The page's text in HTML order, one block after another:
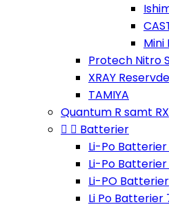
Mini
Protech Nitro
XRAY
TAMIYA
Quantum R samt RX
  Batterier
Li-Po Batterier
Li-Po Batterier
Li-PO Batterier
Li Po Batterier